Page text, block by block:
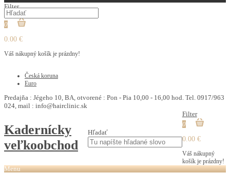
Filter
0
0.00 €
Váš nákupný košík je prázdny!
Česká koruna
Euro
Predajňa : Jégeho 10, BA, otvorené : Pon - Pia 10,00 - 16,00 hod. Tel. 0917/963
024, mail : info@hairclinic.sk
Kadernícky
veľkoobchod
Hľadať
Filter
0
0.00 €
Váš nákupný
košík je prázdny!
Menu